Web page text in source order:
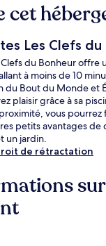
cet
Les Clefs du
du Bonheur offre
à moins de 10
du Bout du Monde et
plaisir grâce à sa
vous pourrez
petits avantages
un jardin.
de rétractation